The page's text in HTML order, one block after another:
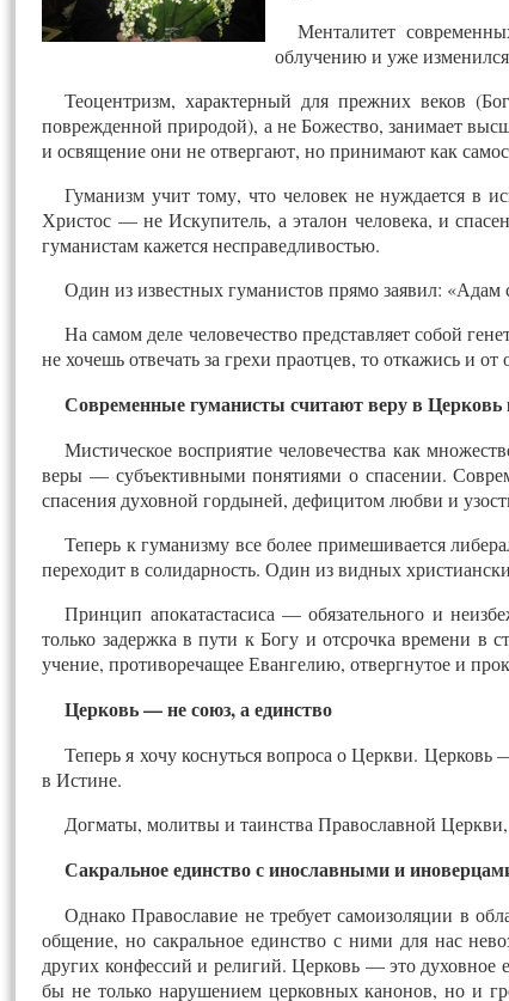
Менталитет
облучению и уже
Теоцентризм, характерный для прежних веков
поврежденной природой), а не Божество, занимает
и освящение они не отвергают, но принимают как
Гуманизм учит тому, что человек не нуждается в
Христос — не Искупитель, а эталон человека, и
гуманистам кажется несправедливостью.
Один из известных гуманистов прямо заявил: «Адам
На самом деле человечество представляет собой
не хочешь отвечать за грехи праотцев, то откажись и
Современные гуманисты считают веру в Церковь
Мистическое восприятие человечества как
веры — субъективными понятиями о спасении.
спасения духовной гордыней, дефицитом любви и
Теперь к гуманизму все более примешивается
переходит в солидарность. Один из видных
Принцип апокатастасиса — обязательного и
только задержка в пути к Богу и отсрочка времени в
учение, противоречащее Евангелию, отвергнутое и
Церковь — не союз, а единство
Теперь я хочу коснуться вопроса о Церкви.
в Истине.
Догматы, молитвы и таинства Православной
Сакральное единство с инославными и
Однако Православие не требует самоизоляции в
общение, но сакральное единство с ними для нас
других конфессий и религий. Церковь — это духовное
бы не только нарушением церковных канонов, но и